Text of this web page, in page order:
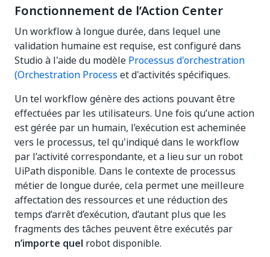
Fonctionnement de l’Action Center
Un workflow à longue durée, dans lequel une
validation humaine est requise, est configuré dans
Studio à l'aide du modèle Processus d'orchestration
(Orchestration Process et d'activités spécifiques.
Un tel workflow génère des actions pouvant être
effectuées par les utilisateurs. Une fois qu’une action
est gérée par un humain, l’exécution est acheminée
vers le processus, tel qu'indiqué dans le workflow
par l’activité correspondante, et a lieu sur un robot
UiPath disponible. Dans le contexte de processus
métier de longue durée, cela permet une meilleure
affectation des ressources et une réduction des
temps d’arrêt d’exécution, d’autant plus que les
fragments des tâches peuvent être exécutés par
n’importe quel robot disponible.